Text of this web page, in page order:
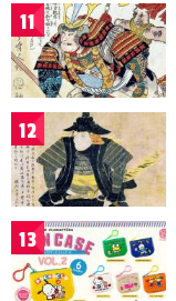
11
12
13